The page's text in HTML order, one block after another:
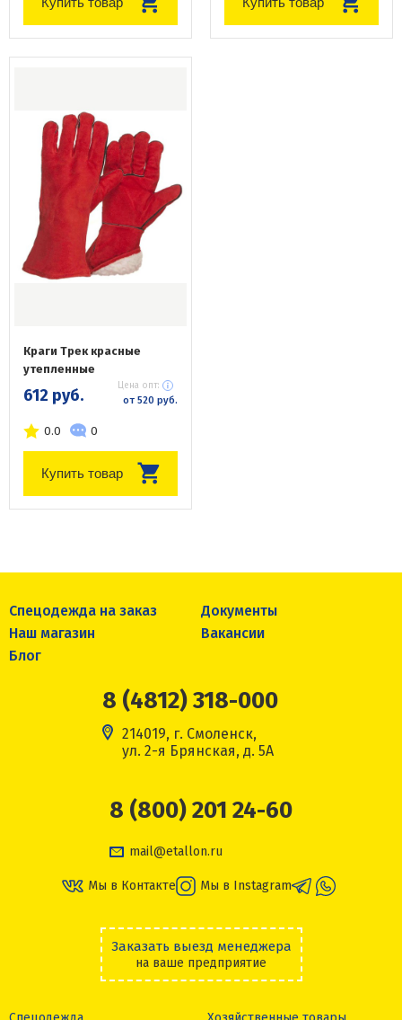
Краги Трек красные
утепленные
612 руб. Цена опт:
от 520 руб.
0.0 0
Купить товар
Спецодежда на заказ
Документы
Наш магазин
Вакансии
Блог
8 (4812) 318-000
214019, г. Смоленск,
ул. 2-я Брянская, д. 5А
8 (800) 201 24-60
mail@etallon.ru
Мы в Контакте Мы в Instagram
Заказать выезд менеджера
на ваше предприятие